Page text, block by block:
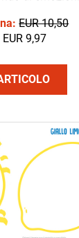
EUR 10,50
EUR 9,97